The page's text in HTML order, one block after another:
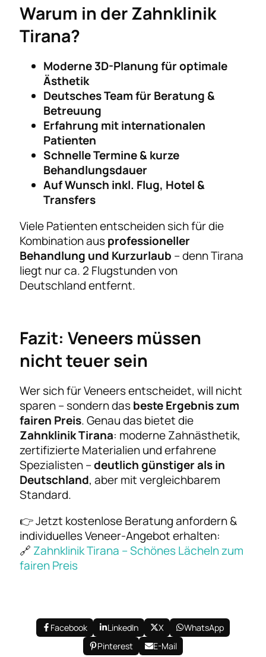
Warum in der Zahnklinik
Tirana?
Moderne 3D-Planung für optimale
Ästhetik
Deutsches Team für Beratung &
Betreuung
Erfahrung mit internationalen
Patienten
Schnelle Termine & kurze
Behandlungsdauer
Auf Wunsch inkl. Flug, Hotel &
Transfers
Viele Patienten entscheiden sich für die
Kombination ausprofessioneller
Behandlung und Kurzurlaub – denn Tirana
liegt nur ca. 2 Flugstunden von
Deutschland entfernt.
Fazit: Veneers müssen
nicht teuer sein
Wer sich für Veneers entscheidet, will nicht
sparen – sondern dasbeste Ergebnis zum
fairen Preis. Genau das bietet die
Zahnklinik Tirana: moderne Zahnästhetik,
zertifizierte Materialien und erfahrene
Spezialisten –deutlich günstiger als in
Deutschland, aber mit vergleichbarem
Standard.
👉 Jetzt kostenlose Beratung anfordern &
individuelles Veneer-Angebot erhalten:
🔗 Zahnklinik Tirana – Schönes Lächeln zum
fairen Preis
Facebook LinkedIn X
WhatsApp
Pinterest
E-Mail